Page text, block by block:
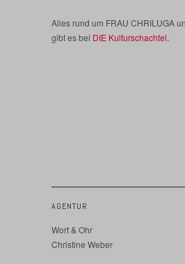
Alles rund um FRAU CHRILUGA
gibt es bei DIE Kulturschachtel.
AGENTUR
Wort & Ohr
Christine Weber